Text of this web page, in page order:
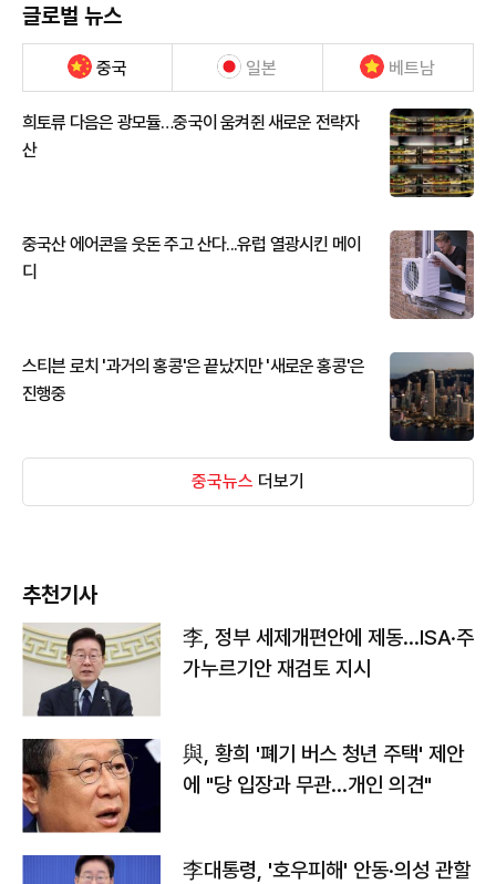
글로벌 뉴스
중국 일본 베트남
희토류 다음은 광모듈…중국이 움켜쥔 새로운 전략자
산
중국산 에어콘을 웃돈 주고 산다...유럽 열광시킨 메이
디
스티븐 로치 '과거의 홍콩'은 끝났지만 '새로운 홍콩'은
진행중
중국뉴스 더보기
추천기사
李, 정부 세제개편안에 제동…ISA·주
가누르기안 재검토 지시
與, 황희 '폐기 버스 청년 주택' 제안
에 "당 입장과 무관…개인 의견"
李대통령, '호우피해' 안동·의성 관할